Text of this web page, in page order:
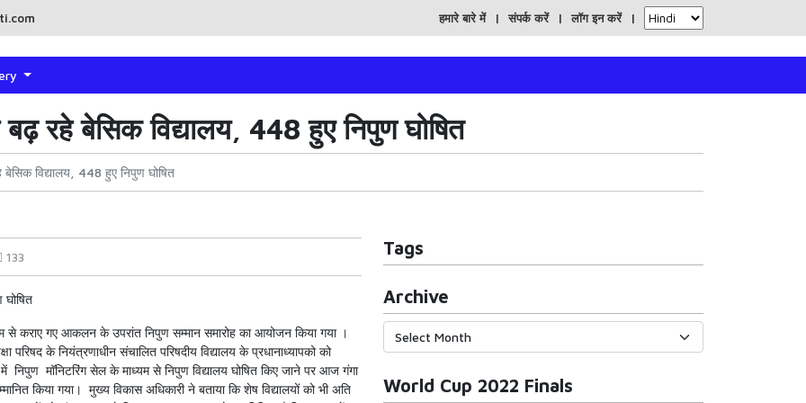
हमारे बारे में संपर्क करें लॉग इन करें
रहे बेसिक विद्यालय, 448 हुए निपुण घोषित
विद्यालय, 448 हुए निपुण घोषित
133
से कराए गए आकलन के उपरांत निपुण सम्मान समारोह का आयोजन किया गया ।
के नियंत्रणाधीन संचालित परिषदीय विद्यालय के प्रधानाध्यापको को
मॉनिटरिंग सेल के माध्यम से निपुण विद्यालय घोषित किए जाने पर आज गंगा
किया गया। मुख्य विकास अधिकारी ने बताया कि शेष विद्यालयों को भी अति
Tags
Archive
World Cup 2022 Finals